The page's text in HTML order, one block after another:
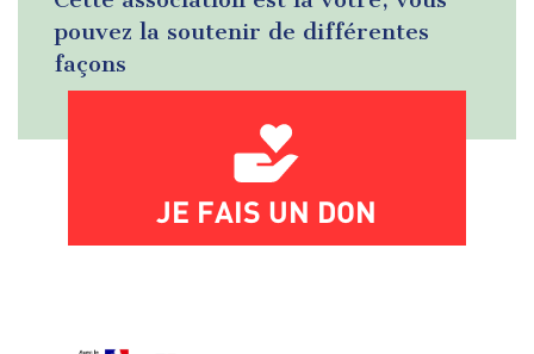
pouvez la soutenir de différentes
façons
JE FAIS UN DON